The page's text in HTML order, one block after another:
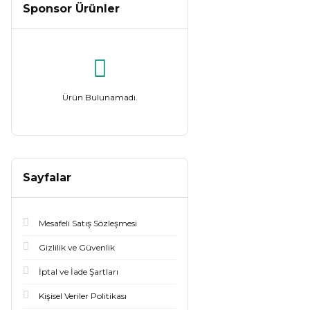
Sponsor Ürünler
Ürün Bulunamadı.
Sayfalar
Mesafeli Satış Sözleşmesi
Gizlilik ve Güvenlik
İptal ve İade Şartları
Kişisel Veriler Politikası